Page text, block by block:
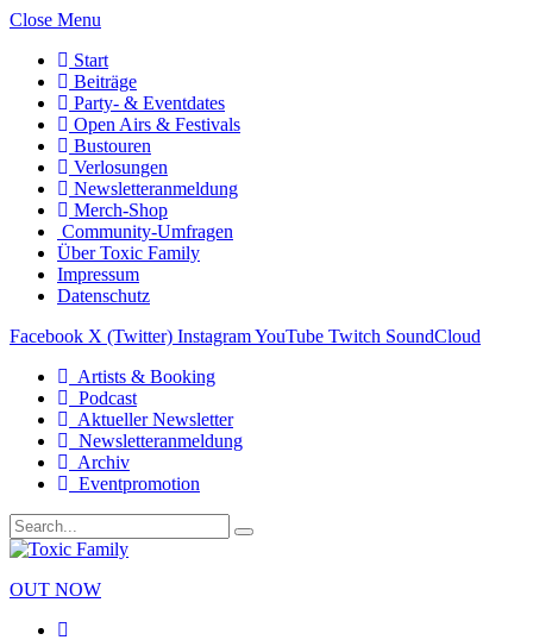
Close Menu
Start
Beiträge
Party- & Eventdates
Open Airs & Festivals
Bustouren
Verlosungen
Newsletteranmeldung
Merch-Shop
Community-Umfragen
Über Toxic Family
Impressum
Datenschutz
Facebook X (Twitter) InstagramYouTube Twitch SoundCloud
Artists & Booking
Podcast
Aktueller Newsletter
Newsletteranmeldung
Archiv
Eventpromotion
OUT NOW